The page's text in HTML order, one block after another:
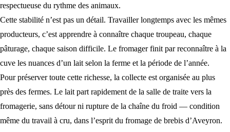
respectueuse du rythme des animaux.
Cette stabilité n’est pas un détail. Travailler longtemps avec les mêmes
producteurs, c’est apprendre à connaître chaque troupeau, chaque
pâturage, chaque saison difficile. Le fromager finit par reconnaître à la
cuve les nuances d’un lait selon la ferme et la période de l’année.
Pour préserver toute cette richesse, la collecte est organisée au plus
près des fermes. Le lait part rapidement de la salle de traite vers la
fromagerie, sans détour ni rupture de la chaîne du froid — condition
même du travail à cru, dans l’esprit du fromage de brebis d’Aveyron.